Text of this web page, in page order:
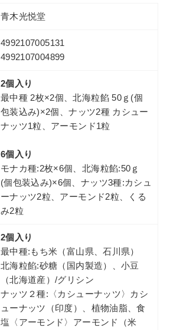
青木光悦堂
4992107005131
4992107004899
2個入り
最中種 2枚×2個、北海粒餡 50ｇ(個
包装込み)×2個、ナッツ2種 カシュー
ナッツ1粒、アーモンド1粒
6個入り
モナカ種:2枚×6個、北海粒餡:50ｇ
(個包装込み)×6個、ナッツ3種:カシュ
ーナッツ2粒、アーモンド2粒、くる
み2粒
2個入り
最中種:もち米（富山県、石川県）
北海粒餡:砂糖（国内製造）、小豆
（北海道産）/グリシン
ナッツ２種:〈カシューナッツ〉カシ
ューナッツ（印度）、植物油脂、食
塩〈アーモンド〉アーモンド（米